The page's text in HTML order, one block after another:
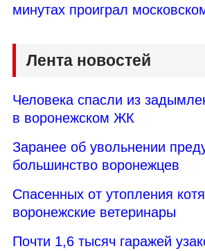
минутах проиграл
Лента новостей
Человека спасли из
в воронежском ЖК
Заранее об увольнении
большинство воронежцев
Спасенных от утопления
воронежские ветеринары
Почти 1,6 тысяч гаражей